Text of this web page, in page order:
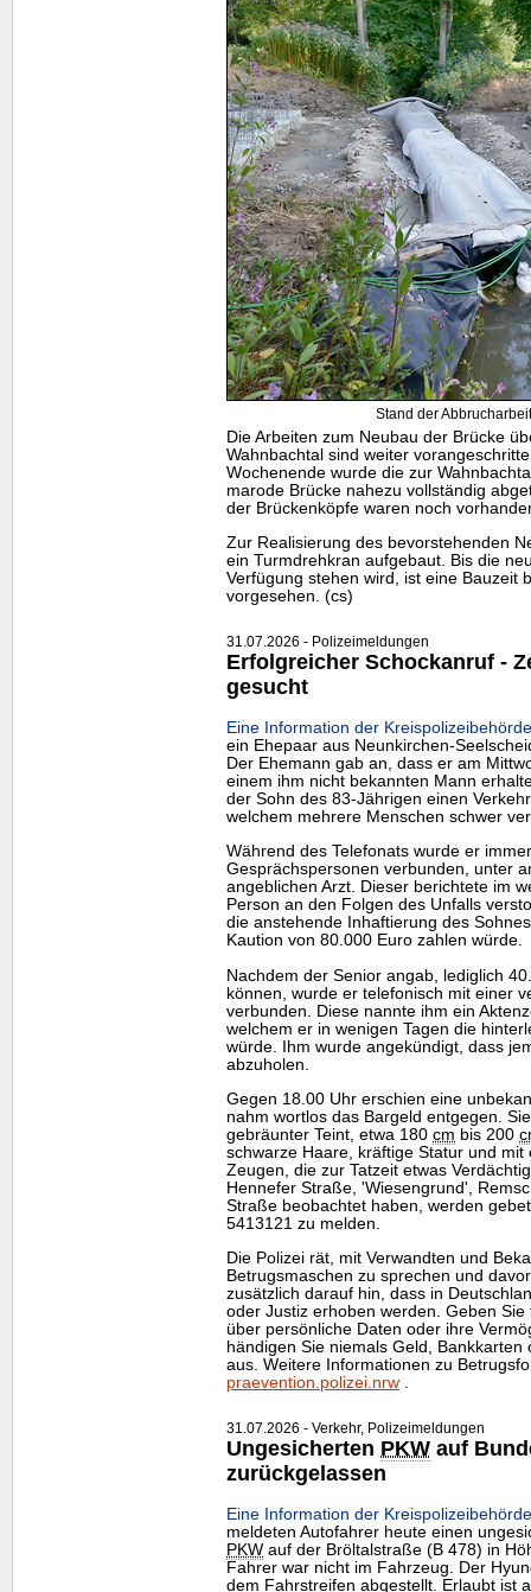
Stand der
Die Arbeiten zum Neubau der Brücke
Wahnbachtal sind weiter
Wochenende wurde die zur
marode Brücke nahezu vollständig
der Brückenköpfe waren noch
Zur Realisierung des bevorstehenden
ein Turmdrehkran aufgebaut. Bis die
Verfügung stehen wird, ist eine Bauzeit
vorgesehen. (cs)
31.07.2026 - Polizeimeldungen
Erfolgreicher Schockanruf -
gesucht
Eine Information der
ein Ehepaar aus Neunkirchen-
Der Ehemann gab an, dass er am
einem ihm nicht bekannten Mann
der Sohn des 83-Jährigen einen
welchem mehrere Menschen schwer
Während des Telefonats wurde er
Gesprächspersonen verbunden, unter
angeblichen Arzt. Dieser berichtete im
Person an den Folgen des Unfalls
die anstehende Inhaftierung des
Kaution von 80.000 Euro zahlen würde.
Nachdem der Senior angab, lediglich
können, wurde er telefonisch mit einer
verbunden. Diese nannte ihm ein
welchem er in wenigen Tagen die
würde. Ihm wurde angekündigt, dass
abzuholen.
Gegen 18.00 Uhr erschien eine
nahm wortlos das Bargeld entgegen.
gebräunter Teint, etwa 180 cm bis 200
schwarze Haare, kräftige Statur und
Zeugen, die zur Tatzeit etwas
Hennefer Straße, 'Wiesengrund',
Straße beobachtet haben, werden
5413121 zu melden.
Die Polizei rät, mit Verwandten und
Betrugsmaschen zu sprechen und
zusätzlich darauf hin, dass in
oder Justiz erhoben werden. Geben
über persönliche Daten oder ihre
händigen Sie niemals Geld,
aus. Weitere Informationen zu
praevention.polizei.nrw .
31.07.2026 - Verkehr, Polizeimeldungen
Ungesicherten PKW auf
zurückgelassen
Eine Information der
meldeten Autofahrer heute einen
PKW auf der Bröltalstraße (B 478) in
Fahrer war nicht im Fahrzeug. Der
dem Fahrstreifen abgestellt. Erlaubt ist